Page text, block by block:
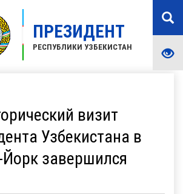
ПРЕЗИДЕНТ
РЕСПУБЛИКИ УЗБЕКИСТАН
визит
Узбекистана в
завершился